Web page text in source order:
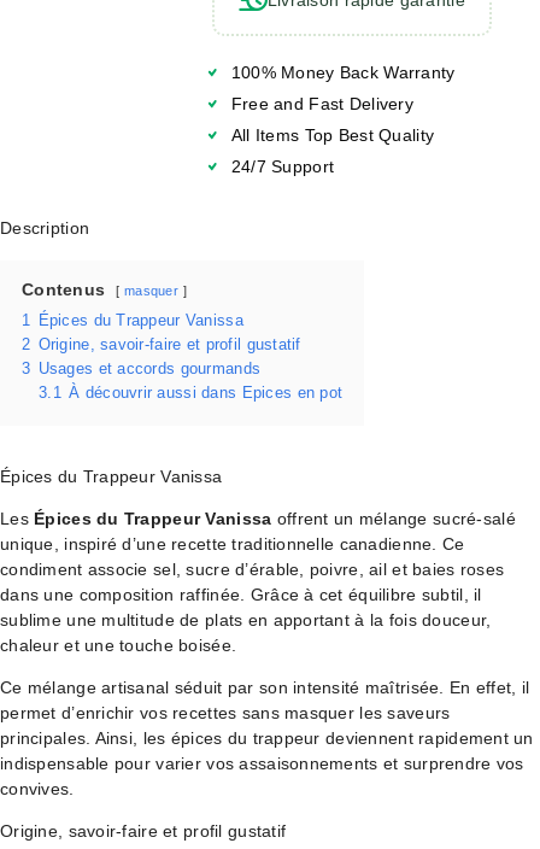
100% Money Back Warranty
Free and Fast Delivery
All Items Top Best Quality
24/7 Support
Description
Contenus masquer
1
Épices du Trappeur Vanissa
2 Origine, savoir-faire et profil gustatif
3 Usages et accords gourmands
3.1 À découvrir aussi dans Epices en pot
Épices du Trappeur Vanissa
Les Épices du Trappeur Vanissa offrent un mélange sucré-salé
unique, inspiré d’une recette traditionnelle canadienne. Ce
condiment associe sel, sucre d’érable, poivre, ail et baies roses
dans une composition raffinée. Grâce à cet équilibre subtil, il
sublime une multitude de plats en apportant à la fois douceur,
chaleur et une touche boisée.
Ce mélange artisanal séduit par son intensité maîtrisée. En effet, il
permet d’enrichir vos recettes sans masquer les saveurs
principales. Ainsi, les épices du trappeur deviennent rapidement un
indispensable pour varier vos assaisonnements et surprendre vos
convives.
Origine, savoir-faire et profil gustatif